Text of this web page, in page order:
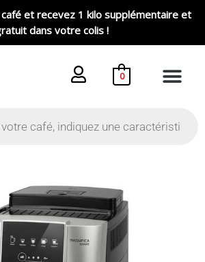
et recevez 1 kilo supplémentaire et
dans votre colis !
0